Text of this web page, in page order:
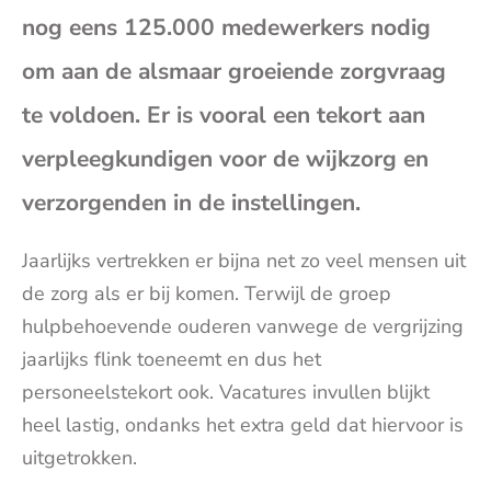
Facebook
X
e-
nog eens 125.000 medewerkers nodig
om aan de alsmaar groeiende zorgvraag
te voldoen. Er is vooral een tekort aan
verpleegkundigen voor de wijkzorg en
verzorgenden in de instellingen.
Jaarlijks vertrekken er bijna net zo veel mensen uit
de zorg als er bij komen. Terwijl de groep
hulpbehoevende ouderen vanwege de vergrijzing
jaarlijks flink toeneemt en dus het
personeelstekort ook. Vacatures invullen blijkt
heel lastig, ondanks het extra geld dat hiervoor is
uitgetrokken.